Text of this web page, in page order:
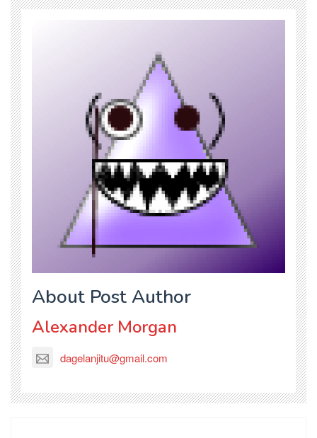
About Post Author
Alexander Morgan
dagelanjitu@gmail.com